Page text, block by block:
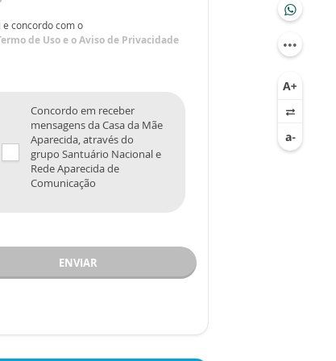
e concordo com o
de Usoe oAviso de Privacidade
Concordo em receber
mensagens da Casa da Mãe
Aparecida, através do
grupo Santuário Nacional e
Rede Aparecida de
Comunicação
ENVIAR